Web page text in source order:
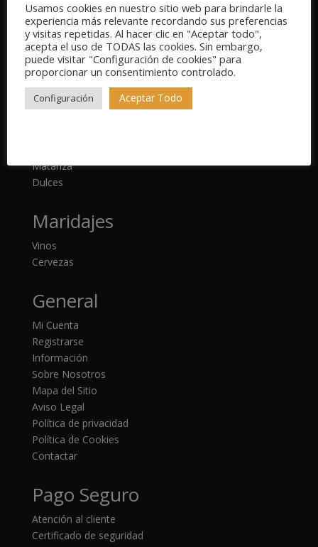
Gourmet
Ibéricos
Carne de caza
Conservas
Matanza
Dulces
Maridajes
Vinos
Cervezas
General
Mi Cuenta
Registrarse
Información
Sobre Nosotros
Mapa del Sitio
Aviso Legal
Política de privacidad
Política de Cookies
Contactar
Pago Seguro
Atención al cliente
Certificado de seguridad
Usamos cookies en nuestro sitio web para brindarle la
experiencia más relevante recordando sus preferencias
y visitas repetidas. Al hacer clic en "Aceptar todo",
acepta el uso de TODAS las cookies. Sin embargo,
puede visitar "Configuración de cookies" para
proporcionar un consentimiento controlado.
Configuración Aceptar Todo